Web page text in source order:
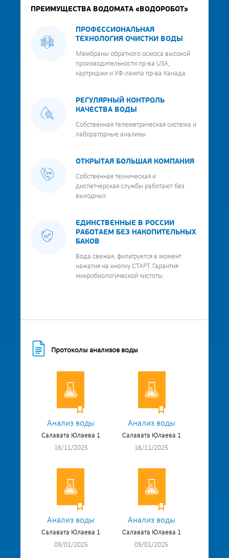
ПРЕИМУЩЕСТВА ВОДОМАТА «ВОДОРОБОТ»
ПРОФЕССИОНАЛЬНАЯ
ТЕХНОЛОГИЯ ОЧИСТКИ ВОДЫ
Мембраны обратного осмоса высокой
производительности пр-ва USA,
картриджи и УФ-лампа пр-ва Канада
РЕГУЛЯРНЫЙ КОНТРОЛЬ
КАЧЕСТВА ВОДЫ
Собственная телеметрическая система и
лабораторные анализы
ОТКРЫТАЯ БОЛЬШАЯ КОМПАНИЯ
Собственная техническая и
диспетчерская службы работают без
выходных
ЕДИНСТВЕННЫЕ В РОССИИ
РАБОТАЕМ БЕЗ НАКОПИТЕЛЬНЫХ
БАКОВ
Вода свежая, фильтруется в момент
нажатия на кнопку СТАРТ. Гарантия
микробиологической чистоты
Протоколы анализов воды
Анализ воды
Салавата Юлаева 1
16/11/2025
Анализ воды
Салавата Юлаева 1
16/11/2025
Анализ воды
Салавата Юлаева 1
09/01/2025
Анализ воды
Салавата Юлаева 1
09/01/2025